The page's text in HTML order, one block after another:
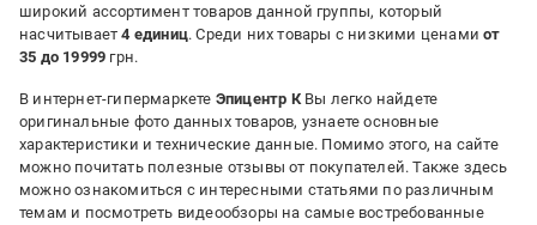
широкий ассортимент товаров данной группы, который
насчитывает4 единиц. Среди них товары с низкими ценамиот
35 до 19999 грн.
В интернет-гипермаркете Эпицентр КВы легко найдете
оригинальные фото данных товаров, узнаете основные
характеристики и технические данные. Помимо этого, на сайте
можно почитать полезные отзывы от покупателей. Также здесь
можно ознакомиться с интересными статьями по различным
темам и посмотреть видеообзоры на самые востребованные